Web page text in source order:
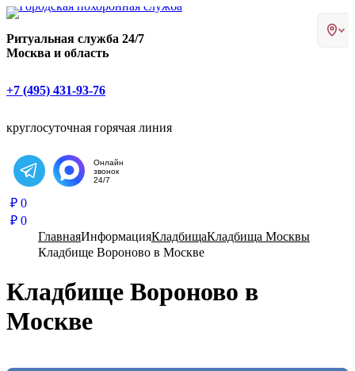
Ритуальная служба 24/7
Москва и область
+7 (495) 431-93-76
круглосуточная горячая линия
Написать в Telegram
Онлайн
звонок
24/7
₽ 0
₽ 0
ГлавнаяИнформацияКладбищаКладбища Москвы
Кладбище Вороново в Москве
Кладбище Вороново в
Москве